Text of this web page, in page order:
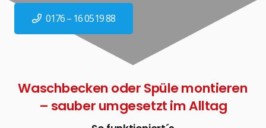
0176 – 16 0519 88
Waschbecken oder Spüle montieren
– sauber umgesetzt im Alltag